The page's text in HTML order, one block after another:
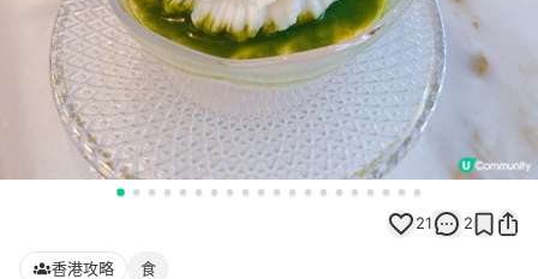
21 2
香港攻略 食